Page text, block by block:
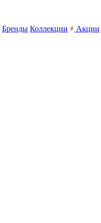
Бренды Коллекции Акции